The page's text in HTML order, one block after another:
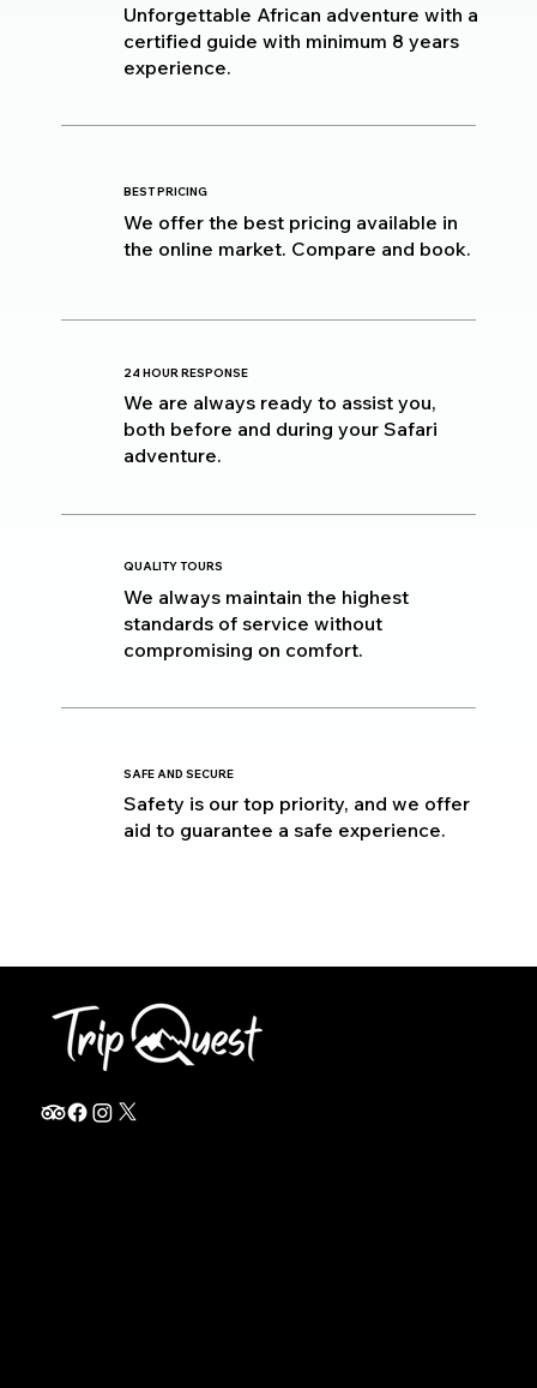
Unforgettable African adventure with a
certified guide with minimum 8 years
experience.
BEST PRICING
We offer the best pricing available in
the online market. Compare and book.
24 HOUR RESPONSE
We are always ready to assist you,
both before and during your Safari
adventure.
QUALITY TOURS
We always maintain the highest
standards of service without
compromising on comfort.
SAFE AND SECURE
Safety is our top priority, and we offer
aid to guarantee a safe experience.